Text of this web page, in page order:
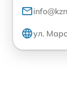
ул.